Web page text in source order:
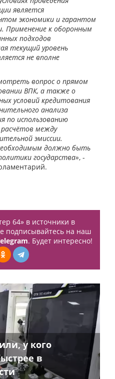
является
экономики и гарантом
Применение к оборонным
подходов
текущий уровень
не вполне
вопрос о прямом
ВПК, а также о
условий кредитования
анализа
по использованию
расчётов между
эмиссии.
должно быть
государства», -
64» в источники в
подписывайтесь на наш
. Будет интересно!
у кого
в